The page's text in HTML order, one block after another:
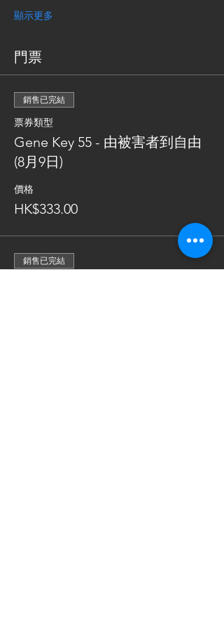
顯示更多
門票
銷售已完結
票券類型
Gene Key 55 - 由被害者到自由
(8月9日)
價格
HK$333.00
銷售已完結